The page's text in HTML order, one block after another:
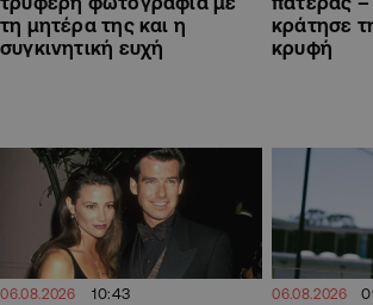
τη μητέρα της και η
συγκινητική ευχή
κράτησε
κρυφή
06.08.2026 10:43 06.08.2026